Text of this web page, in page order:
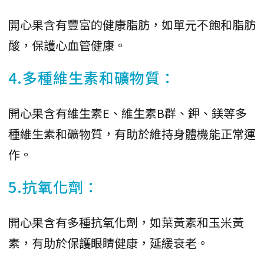
開心果含有豐富的健康脂肪，如單元不飽和脂肪
酸，保護心血管健康。
4.多種維生素和礦物質：
開心果含有維生素E、維生素B群、鉀、鎂等多
種維生素和礦物質，有助於維持身體機能正常運
作。
5.抗氧化劑：
開心果含有多種抗氧化劑，如葉黃素和玉米黃
素，有助於保護眼睛健康，延緩衰老。